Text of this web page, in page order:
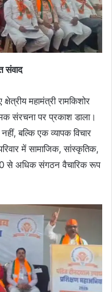
संवाद
महामंत्री रामकिशोर
संरचना पर प्रकाश डाला।
बल्कि एक व्यापक विचार
में सामाजिक, सांस्कृतिक,
से अधिक संगठन वैचारिक रूप